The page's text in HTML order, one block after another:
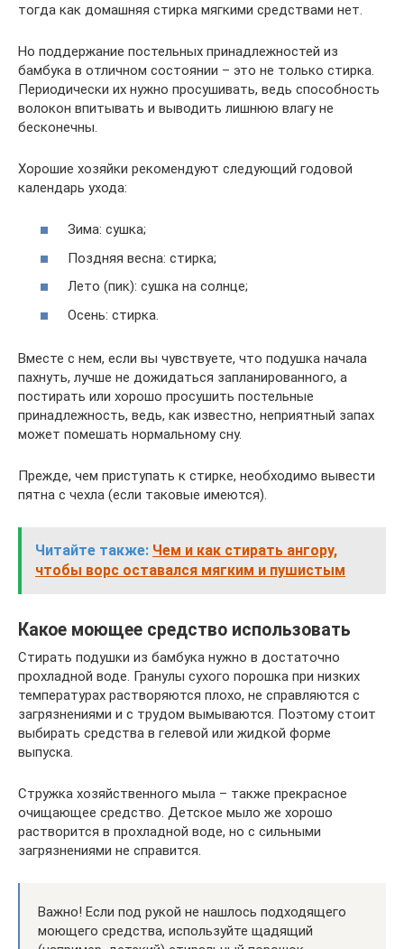
тогда как домашняя стирка мягкими средствами нет.
Но поддержание постельных принадлежностей из
бамбука в отличном состоянии – это не только стирка.
Периодически их нужно просушивать, ведь способность
волокон впитывать и выводить лишнюю влагу не
бесконечны.
Хорошие хозяйки рекомендуют следующий годовой
календарь ухода:
Зима: сушка;
Поздняя весна: стирка;
Лето (пик): сушка на солнце;
Осень: стирка.
Вместе с нем, если вы чувствуете, что подушка начала
пахнуть, лучше не дожидаться запланированного, а
постирать или хорошо просушить постельные
принадлежность, ведь, как известно, неприятный запах
может помешать нормальному сну.
Прежде, чем приступать к стирке, необходимо вывести
пятна с чехла (если таковые имеются).
Читайте также: Чем и как стирать ангору,
чтобы ворс оставался мягким и пушистым
Какое моющее средство использовать
Стирать подушки из бамбука нужно в достаточно
прохладной воде. Гранулы сухого порошка при низких
температурах растворяются плохо, не справляются с
загрязнениями и с трудом вымываются. Поэтому стоит
выбирать средства в гелевой или жидкой форме
выпуска.
Стружка хозяйственного мыла – также прекрасное
очищающее средство. Детское мыло же хорошо
растворится в прохладной воде, но с сильными
загрязнениями не справится.
Важно! Если под рукой не нашлось подходящего
моющего средства, используйте щадящий